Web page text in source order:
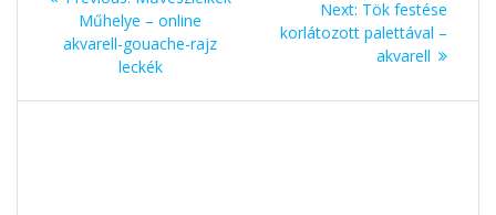
navigáció
post:
Műhelye – online
akvarell-gouache-rajz
leckék
Next: Next
post:
Tök festése
korlátozott palettával –
akvarell